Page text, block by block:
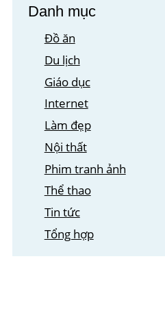
Danh mục
Đồ ăn
Du lịch
Giáo dục
Internet
Làm đẹp
Nội thất
Phim tranh ảnh
Thể thao
Tin tức
Tổng hợp